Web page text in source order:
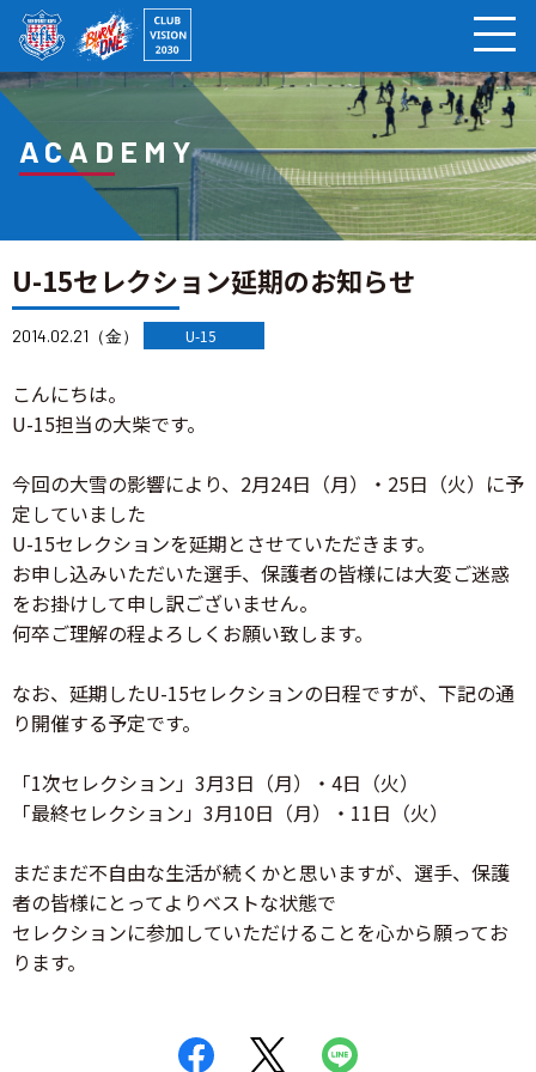
ACADEMY
U-15セレクション延期のお知らせ
2014.02.21（金） U-15
こんにちは。
U-15担当の大柴です。
今回の大雪の影響により、2月24日（月）・25日（火）に予
定していました
U-15セレクションを延期とさせていただきます。
お申し込みいただいた選手、保護者の皆様には大変ご迷惑
をお掛けして申し訳ございません。
何卒ご理解の程よろしくお願い致します。
なお、延期したU-15セレクションの日程ですが、下記の通
り開催する予定です。
「1次セレクション」3月3日（月）・4日（火）
「最終セレクション」3月10日（月）・11日（火）
まだまだ不自由な生活が続くかと思いますが、選手、保護
者の皆様にとってよりベストな状態で
セレクションに参加していただけることを心から願ってお
ります。